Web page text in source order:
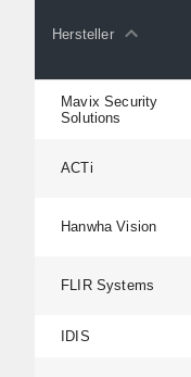
Hersteller
Mavix Security
Solutions
ACTi
Hanwha Vision
FLIR Systems
IDIS